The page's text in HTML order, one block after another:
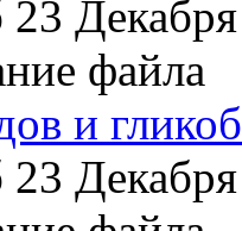
23
файла
и
23